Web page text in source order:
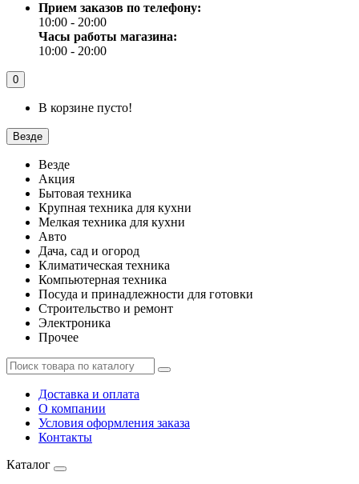
Прием заказов по телефону:
10:00 - 20:00
Часы работы магазина:
10:00 - 20:00
0
В корзине пусто!
Везде
Везде
Акция
Бытовая техника
Крупная техника для кухни
Мелкая техника для кухни
Авто
Дача, сад и огород
Климатическая техника
Компьютерная техника
Посуда и принадлежности для готовки
Строительство и ремонт
Электроника
Прочее
Доставка и оплата
О компании
Условия оформления заказа
Контакты
Каталог